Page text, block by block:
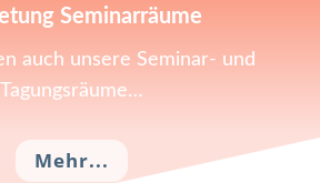
Seminarräume
auch unsere Seminar- und
Tagungsräume…
Mehr...